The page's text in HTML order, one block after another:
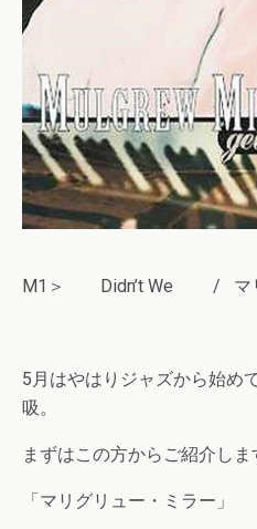
M1＞ Didn’t We / マリ
5月はやはりジャズから始め
吸。
まずはこの方からご紹介しま
「マリグリュー・ミラー」